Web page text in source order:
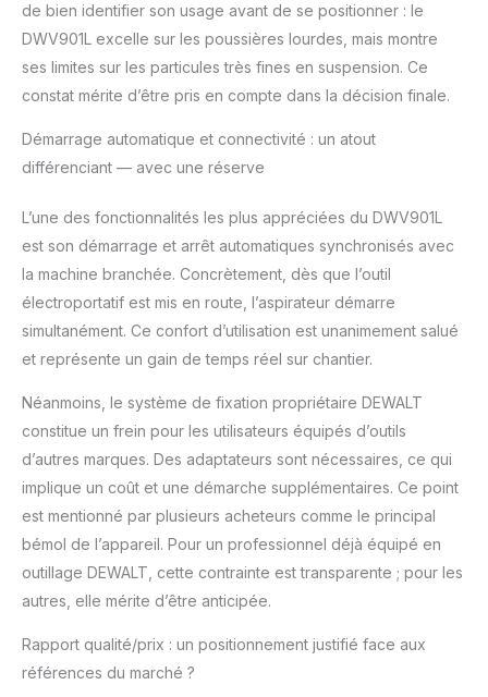
Chez DEWALT, nous
sommes convaincus
de la qualité de nos
produits et nous
tout défaut causé par
spécifiée
de bien identifier son usage avant de se positionner : le
DWV901L excelle sur les poussières lourdes, mais montre
ses limites sur les particules très fines en suspension. Ce
constat mérite d’être pris en compte dans la décision finale.
Démarrage automatique et connectivité : un atout
différenciant — avec une réserve
L’une des fonctionnalités les plus appréciées du DWV901L
est son démarrage et arrêt automatiques synchronisés avec
la machine branchée. Concrètement, dès que l’outil
électroportatif est mis en route, l’aspirateur démarre
simultanément. Ce confort d’utilisation est unanimement salué
et représente un gain de temps réel sur chantier.
Néanmoins, le système de fixation propriétaire DEWALT
constitue un frein pour les utilisateurs équipés d’outils
d’autres marques. Des adaptateurs sont nécessaires, ce qui
implique un coût et une démarche supplémentaires. Ce point
est mentionné par plusieurs acheteurs comme le principal
bémol de l’appareil. Pour un professionnel déjà équipé en
outillage DEWALT, cette contrainte est transparente ; pour les
autres, elle mérite d’être anticipée.
Rapport qualité/prix : un positionnement justifié face aux
références du marché ?